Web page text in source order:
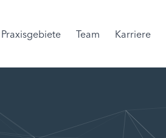
Praxisgebiete Team Karriere